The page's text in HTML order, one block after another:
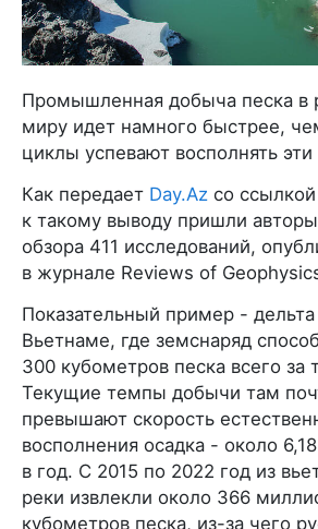
Промышленная добыча песка в
миру идет намного быстрее,
циклы успевают восполнять эти
Как передает Day.Az со
к такому выводу пришли
обзора 411 исследований,
в журнале Reviews of
Показательный пример -
Вьетнаме, где земснаряд
300 кубометров песка всего за
Текущие темпы добычи там
превышают скорость
восполнения осадка - около
в год. С 2015 по 2022 год из
реки извлекли около 366
кубометров песка, из-за чего